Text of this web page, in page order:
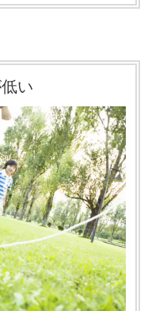
い